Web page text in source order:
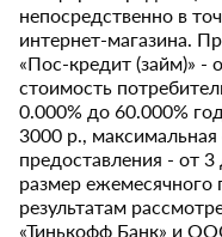
непосредственно в
интернет-магазина.
«Пос-кредит (займ)» -
стоимость
0.000% до 60.000%
3000 р.,
предоставления - от
размер ежемесячного
результатам
«Тинькофф Банк» и